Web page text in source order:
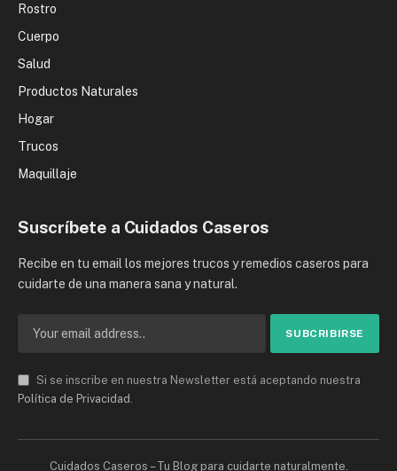
Rostro
Cuerpo
Salud
Productos Naturales
Hogar
Trucos
Maquillaje
Suscríbete a Cuidados Caseros
Recibe en tu email los mejores trucos y remedios caseros para
cuidarte de una manera sana y natural.
Si se inscribe en nuestra Newsletter está aceptando nuestra
Política de Privacidad
Cuidados Caseros – Tu Blog para cuidarte naturalmente.